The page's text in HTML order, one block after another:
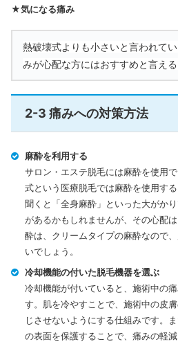
★気になる痛み
熱破壊式よりも小さいと言われて
みが心配な方にはおすすめと言える
2-3 痛みへの対策方法
麻酔を利用する
サロン・エステ脱毛には麻酔を使用
式という医療脱毛では麻酔を使用す
聞くと「全身麻酔」といった大がか
があるかもしれませんが、その心配
酔は、クリームタイプの麻酔なので
いでしょう。
冷却機能の付いた脱毛機器を選ぶ
冷却機能が付いていると、施術中の
す。肌を冷やすことで、施術中の皮
じさせないようにする仕組みです。
の表面を保護することで、痛みの軽